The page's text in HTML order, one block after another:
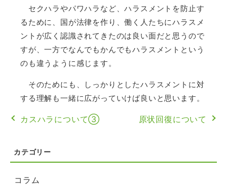
セクハラやパワハラなど、ハラスメントを防止す
るために、国が法律を作り、働く人たちにハラスメ
ントが広く認識されてきたのは良い面だと思うので
すが、一方でなんでもかんでもハラスメントという
のも違うように感じます。
そのためにも、しっかりとしたハラスメントに対
する理解も一緒に広がっていけば良いと思います。
カスハラについて③ 原状回復について
コラム